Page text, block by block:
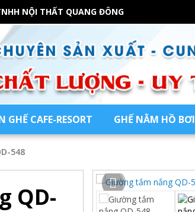
NỘI THẤT QUANG ĐÔNG
GHẾ CAFE-RESORT GHẾ NẰM HỒ BƠI
548
QD-